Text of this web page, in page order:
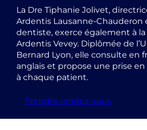
La Dre Tiphanie Jolivet,
Ardentis Lausanne-Chauderon
dentiste, exerce également à
Ardentis Vevey. Diplômée de
Bernard Lyon, elle consulte en
anglais et propose une prise
à chaque patient.
Prendre rendez-vous